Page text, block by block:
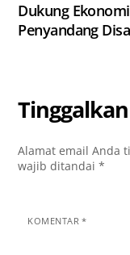
Dukung
Penyandang
Alamat email Anda
wajib ditandai*
KOMENTAR*